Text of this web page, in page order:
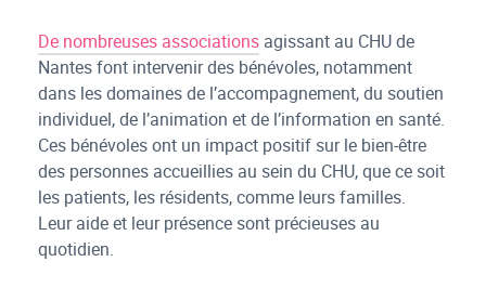
De nombreuses associations agissant au CHU de
Nantes font intervenir des bénévoles, notamment
dans les domaines de l’accompagnement, du soutien
individuel, de l’animation et de l’information en santé.
Ces bénévoles ont un impact positif sur le bien-être
des personnes accueillies au sein du CHU, que ce soit
les patients, les résidents, comme leurs familles.
Leur aide et leur présence sont précieuses au
quotidien.